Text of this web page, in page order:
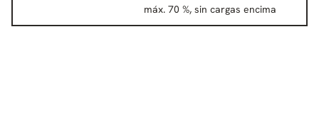
máx. 70 %, sin cargas encima